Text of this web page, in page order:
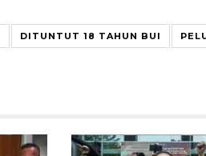
DITUNTUT 18 TAHUN BUI